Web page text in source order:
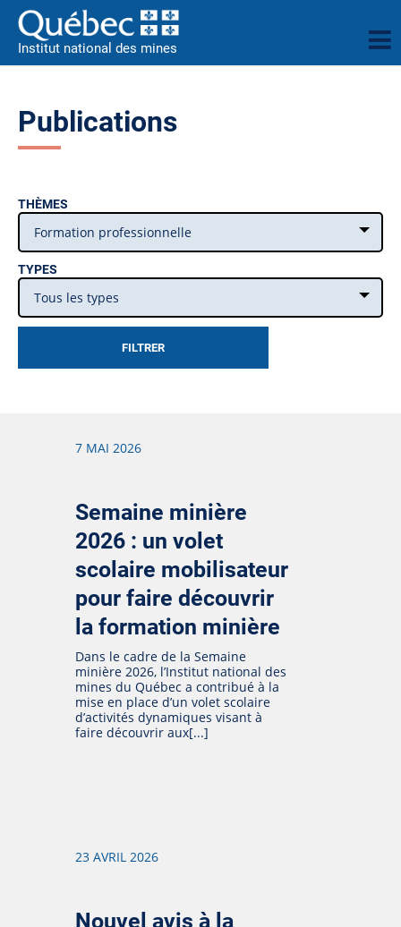
Institut national des mines
Publications
THÈMES
Formation professionnelle
TYPES
Tous les types
7 MAI 2026
Semaine minière
2026 : un volet
scolaire mobilisateur
pour faire découvrir
la formation minière
Dans le cadre de la Semaine
minière 2026, l’Institut national des
mines du Québec a contribué à la
mise en place d’un volet scolaire
d’activités dynamiques visant à
faire découvrir aux[...]
23 AVRIL 2026
Nouvel avis à la